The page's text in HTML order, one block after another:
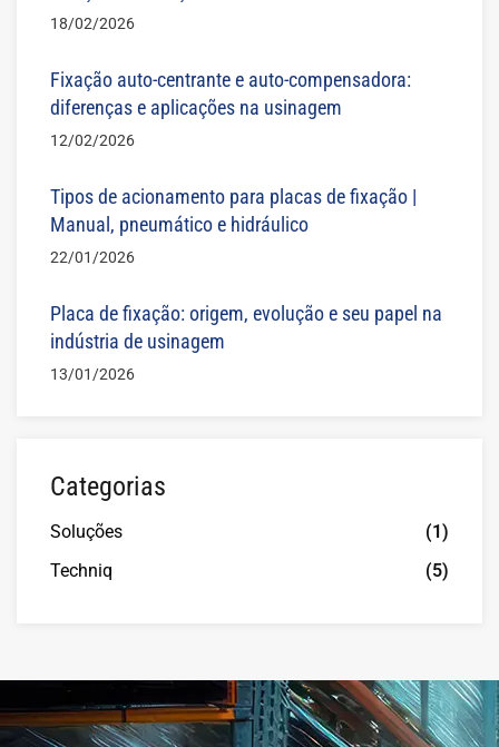
18/02/2026
Fixação auto-centrante e auto-compensadora:
diferenças e aplicações na usinagem
12/02/2026
Tipos de acionamento para placas de fixação |
Manual, pneumático e hidráulico
22/01/2026
Placa de fixação: origem, evolução e seu papel na
indústria de usinagem
13/01/2026
Categorias
Soluções
(1)
Techniq
(5)